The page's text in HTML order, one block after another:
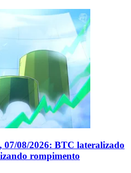
07/08/2026: BTC lateralizado
rompimento